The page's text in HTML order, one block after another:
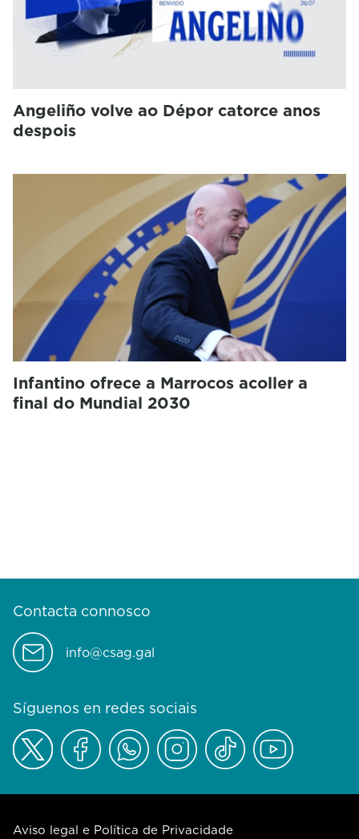
Angeliño volve ao Dépor catorce anos
despois
Infantino ofrece a Marrocos acoller a
final do Mundial 2030
Contacta connosco
info@csag.gal
Síguenos en redes sociais
Aviso legal e Política de Privacidade